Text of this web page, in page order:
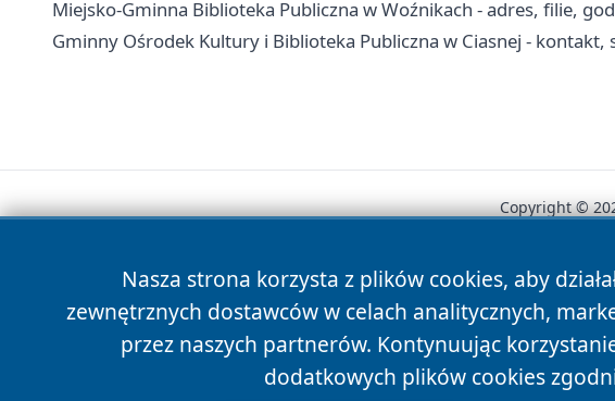
Miejsko-Gminna Biblioteka Publiczna w Woźnikach - adres, filie,
Gminny Ośrodek Kultury i Biblioteka Publiczna w Ciasnej - kontakt,
Nasza strona korzysta z plików cookies, aby
zewnętrznych dostawców w celach analitycznych,
przez naszych partnerów. Kontynuując
dodatkowych plików cookies
Copyright ©
News Autorzy